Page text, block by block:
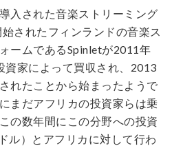
入された音楽ストリーミング
されたフィンランドの音楽ス
ームであるSpinletが2011年
資家によって買収され、2013
れたことから始まったようで
まだアフリカの投資家らは乗
の数年間にこの分野への投資
ル）とアフリカに対して行わ